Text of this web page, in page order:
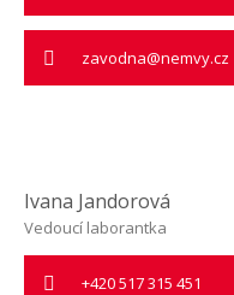
zavodna@nemvy.cz
Ivana Jandorová
Vedoucí laborantka
+420 517 315 451